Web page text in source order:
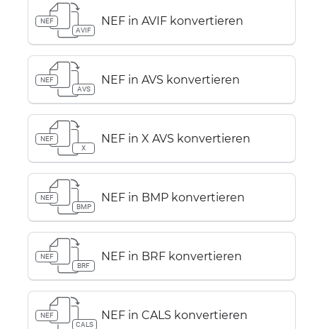
NEF
AVIF
NEF in AVIF konvertieren
NEF
AVS
NEF in AVS konvertieren
NEF
X
NEF in X AVS konvertieren
NEF
BMP
NEF in BMP konvertieren
NEF
BRF
NEF in BRF konvertieren
NEF
CALS
NEF in CALS konvertieren